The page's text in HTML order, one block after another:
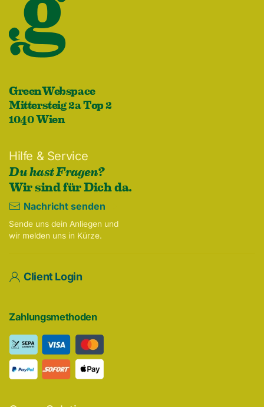
GreenWebspace
Mittersteig 2a Top 2
1040 Wien
Hilfe & Service
Du hast Fragen?
Wir sind für Dich da.
Nachricht senden
Sende uns dein Anliegen und
wir melden uns in Kürze.
Client Login
Zahlungsmethoden